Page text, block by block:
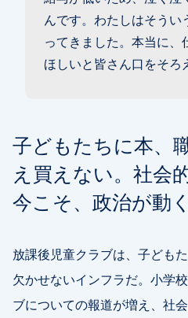
んです。わたしはそうい
ってきました。本当に
ほしいと皆さん口をそろ
子どもたちに本、
え買えない。社会
今こそ、政治が動
放課後児童クラブは、子ども
欠かせないインフラだ。小学
ブについての報道が増え、社